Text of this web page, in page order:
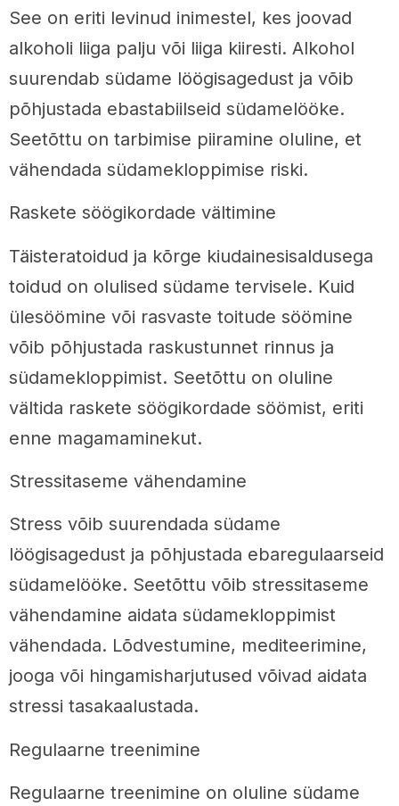
See on eriti levinud inimestel, kes joovad
alkoholi liiga palju või liiga kiiresti. Alkohol
suurendab südame löögisagedust ja võib
põhjustada ebastabiilseid südamelööke.
Seetõttu on tarbimise piiramine oluline, et
vähendada südamekloppimise riski.
Raskete söögikordade vältimine
Täisteratoidud ja kõrge kiudainesisaldusega
toidud on olulised südame tervisele. Kuid
ülesöömine või rasvaste toitude söömine
võib põhjustada raskustunnet rinnus ja
südamekloppimist. Seetõttu on oluline
vältida raskete söögikordade söömist, eriti
enne magamaminekut.
Stressitaseme vähendamine
Stress võib suurendada südame
löögisagedust ja põhjustada ebaregulaarseid
südamelööke. Seetõttu võib stressitaseme
vähendamine aidata südamekloppimist
vähendada. Lõdvestumine, mediteerimine,
jooga või hingamisharjutused võivad aidata
stressi tasakaalustada.
Regulaarne treenimine
Regulaarne treenimine on oluline südame